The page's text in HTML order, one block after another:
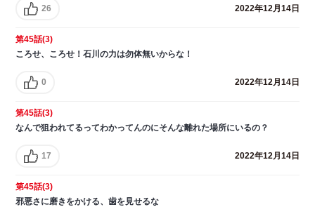
26 2022年12月14日
第45話(3)
ころせ、ころせ！石川の力は勿体無いからな！
0 2022年12月14日
第45話(3)
なんで狙われてるってわかってんのにそんな離れた場所にいるの？
17 2022年12月14日
第45話(3)
邪悪さに磨きをかける、歯を見せるな